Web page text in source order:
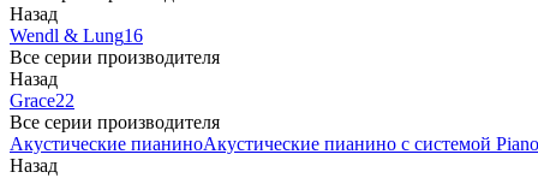
Назад
Wendl & Lung16
Все серии производителя
Назад
Grace22
Все серии производителя
Акустические пианиноАкустические пианино с системой
Назад